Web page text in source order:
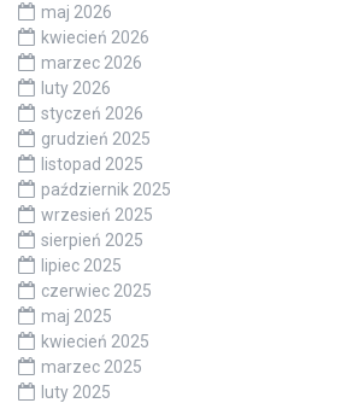
maj 2026
kwiecień 2026
marzec 2026
luty 2026
styczeń 2026
grudzień 2025
listopad 2025
październik 2025
wrzesień 2025
sierpień 2025
lipiec 2025
czerwiec 2025
maj 2025
kwiecień 2025
marzec 2025
luty 2025